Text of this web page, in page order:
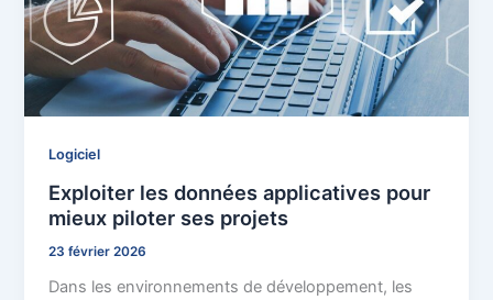
Logiciel
Exploiter les données applicatives pour
mieux piloter ses projets
23 février 2026
Dans les environnements de développement, les